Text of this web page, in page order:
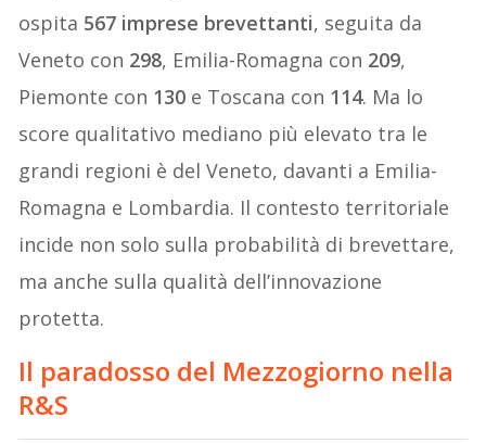
ospita 567 imprese brevettanti, seguita da
Veneto con 298, Emilia-Romagna con 209,
Piemonte con 130 e Toscana con 114. Ma lo
score qualitativo mediano più elevato tra le
grandi regioni è del Veneto, davanti a Emilia-
Romagna e Lombardia. Il contesto territoriale
incide non solo sulla probabilità di brevettare,
ma anche sulla qualità dell’innovazione
protetta.
Il paradosso del Mezzogiorno nella
R&S